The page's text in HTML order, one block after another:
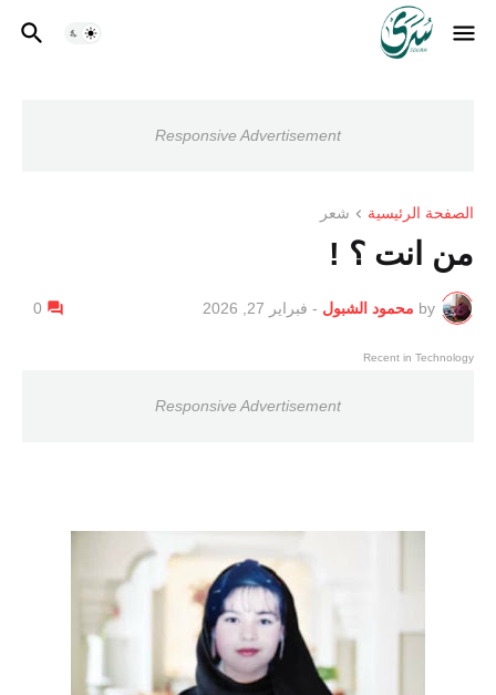
Responsive Advertisement
الصفحة الرئيسية شعر
من انت ؟ !
by محمود الشبول - فبراير 27, 2026 0
Recent in Technology
Responsive Advertisement